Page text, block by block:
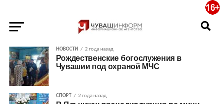
НОВОСТИ 2 года назад
Рождественские богослужения в
Чувашии под охраной МЧС
СПОРТ 2 года назад